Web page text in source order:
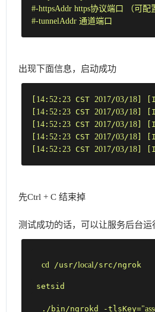
#-httpsAddr https协议端口 （可
#-tunnelAddr 通道端口
出现下面信息，启动成功
14: 52 : 23 CST 2017/03/18]
14: 52 : 23 CST 2017/03/18]
14: 52 : 23 CST 2017/03/18]
14: 52 : 23 CST 2017/03/18]
14: 52 : 23 CST 2017/03/18]
先Ctrl + C 结束掉
测试成功的话，可以让服务后台运
cd /usr/local /src/ngrok
setsid
./bin/ngrokd -tlsKey=